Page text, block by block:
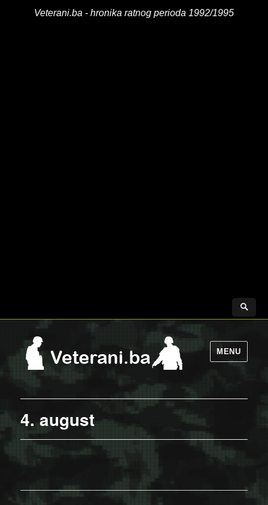
Veterani.ba - hronika ratnog perioda 1992/1995
MENU
4. august